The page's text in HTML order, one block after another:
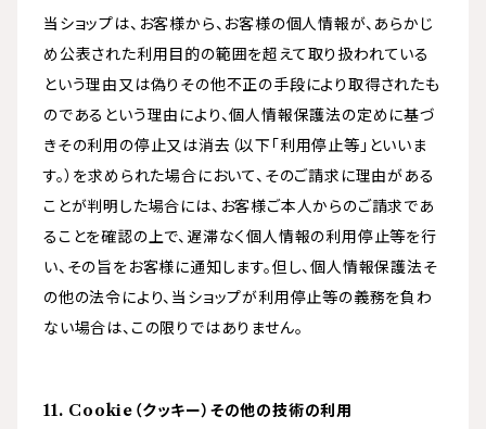
当ショップは、お客様から、お客様の個人情報が、あらかじ
め公表された利用目的の範囲を超えて取り扱われている
という理由又は偽りその他不正の手段により取得されたも
のであるという理由により、個人情報保護法の定めに基づ
きその利用の停止又は消去（以下「利用停止等」といいま
す。）を求められた場合において、そのご請求に理由がある
ことが判明した場合には、お客様ご本人からのご請求であ
ることを確認の上で、遅滞なく個人情報の利用停止等を行
い、その旨をお客様に通知します。但し、個人情報保護法そ
の他の法令により、当ショップが利用停止等の義務を負わ
ない場合は、この限りではありません。
11. Cookie（クッキー）その他の技術の利用